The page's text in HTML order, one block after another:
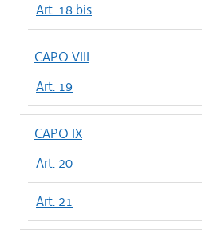
Art. 18 bis
CAPO VIII
Art. 19
CAPO IX
Art. 20
Art. 21